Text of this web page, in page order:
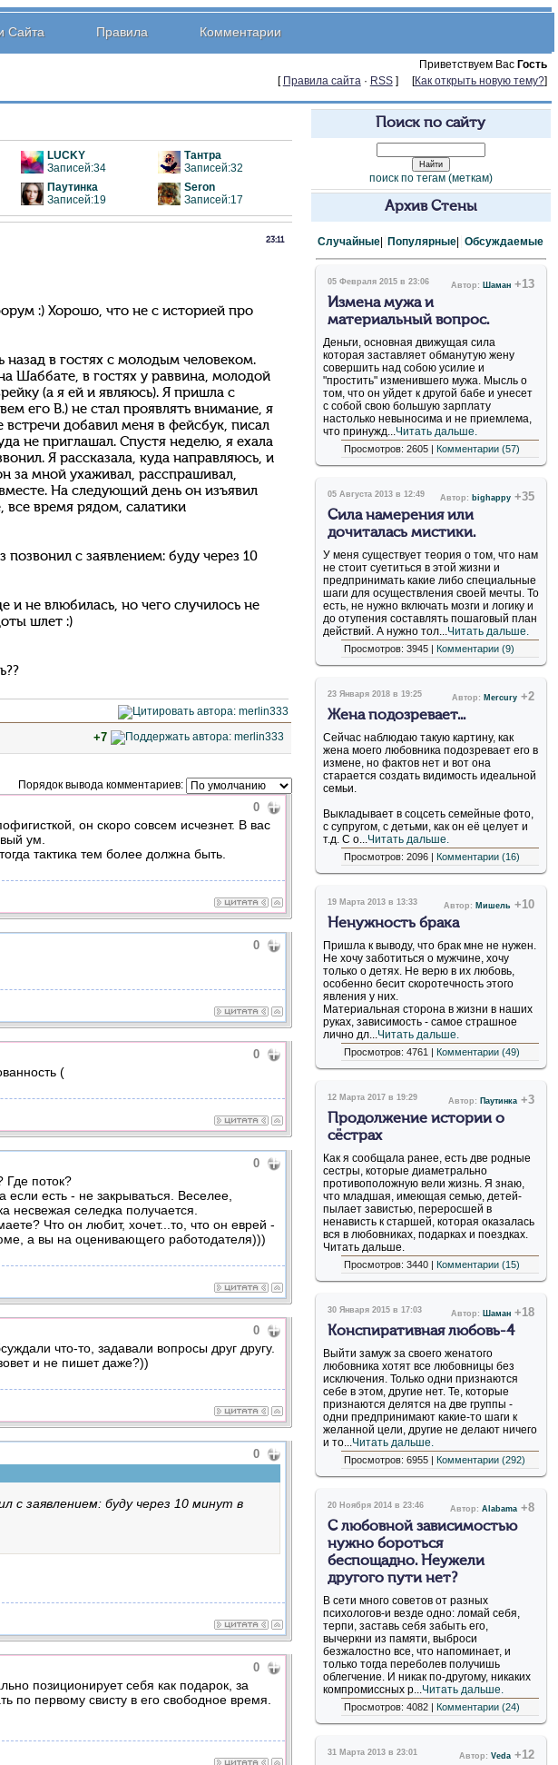
Сайта Правила Комментарии
Приветствуем Вас Гость
[ Правила сайта· RSS] [Как открыть новую тему?]
LUCKY
Записей:34
Тантра
Записей:32
Паутинка
Записей:19
Seron
Записей:17
23:11
:) Хорошо, что не с историей про
назад в гостях с молодым человеком.
Шаббате, в гостях у раввина, молодой
(а я ей и являюсь). Я пришла с
его В.) не стал проявлять внимание, я
добавил меня в фейсбук, писал
не приглашал. Спустя неделю, я ехала
Я рассказала, куда направляюсь, и
за мной ухаживал, расспрашивал,
На следующий день он изъявил
все время рядом, салатики
с заявлением: буду через 10
и не влюбилась, но чего случилось не
шлет :)
+7
Порядок вывода комментариев:
0
он скоро совсем исчезнет. В вас
ум.
тактика тем более должна быть.
0
0
(
0
Где поток?
если есть - не закрываться. Веселее,
селедка получается.
Что он любит, хочет...то, что он еврей -
а вы на оценивающего работодателя)))
0
что-то, задавали вопросы друг другу.
и не пишет даже?))
0
с заявлением: буду через 10 минут в
0
позиционирует себя как подарок, за
по первому свисту в его свободное время.
Поиск по сайту
поиск по тегам (меткам)
Архив Стены
Случайные| Популярные| Обсуждаемые
05 Февраля 2015 в 23:06 Автор: Шаман+13
Измена мужа и
материальный вопрос.
Деньги, основная движущая сила
которая заставляет обманутую жену
совершить над собою усилие и
"простить" изменившего мужа. Мысль о
том, что он уйдет к другой бабе и унесет
с собой свою большую зарплату
настолько невыносима и не приемлема,
что принужд...Читать дальше.
Просмотров: 2605 | Комментарии (57)
05 Августа 2013 в 12:49 Автор: bighappy+35
Сила намерения или
дочиталась мистики.
У меня существует теория о том, что нам
не стоит суетиться в этой жизни и
предпринимать какие либо специальные
шаги для осуществления своей мечты. То
есть, не нужно включать мозги и логику и
до отупения составлять пошаговый план
действий. А нужно тол...Читать дальше.
Просмотров: 3945 | Комментарии (9)
23 Января 2018 в 19:25 Автор: Mercury+2
Жена подозревает...
Сейчас наблюдаю такую картину, как
жена моего любовника подозревает его в
измене, но фактов нет и вот она
старается создать видимость идеальной
семьи.
Выкладывает в соцсеть семейные фото,
с супругом, с детьми, как он её целует и
т.д. С о...Читать дальше.
Просмотров: 2096 | Комментарии (16)
19 Марта 2013 в 13:33 Автор: Мишель+10
Ненужность брака
Пришла к выводу, что брак мне не нужен.
Не хочу заботиться о мужчине, хочу
только о детях. Не верю в их любовь,
особенно бесит скоротечность этого
явления у них.
Материальная сторона в жизни в наших
руках, зависимость - самое страшное
лично дл...Читать дальше.
Просмотров: 4761 | Комментарии (49)
12 Марта 2017 в 19:29 Автор: Паутинка+3
Продолжение истории о
сёстрах
Как я сообщала ранее, есть две родные
сестры, которые диаметрально
противоположную вели жизнь. Я знаю,
что младшая, имеющая семью, детей-
пылает завистью, переросшей в
ненависть к старшей, которая оказалась
вся в любовниках, подарках и поездках.
Читать дальше.
Просмотров: 3440 | Комментарии (15)
30 Января 2015 в 17:03 Автор: Шаман+18
Конспиративная любовь-4
Выйти замуж за своего женатого
любовника хотят все любовницы без
исключения. Только одни признаются
себе в этом, другие нет. Те, которые
признаются делятся на две группы -
одни предпринимают какие-то шаги к
желанной цели, другие не делают ничего
и то...Читать дальше.
Просмотров: 6955 | Комментарии (292)
20 Ноября 2014 в 23:46 Автор: Alabama+8
С любовной зависимостью
нужно бороться
беспощадно. Неужели
другого пути нет?
В сети много советов от разных
психологов-и везде одно: ломай себя,
терпи, заставь себя забыть его,
вычеркни из памяти, выброси
безжалостно все, что напоминает, и
только тогда переболев получишь
облегчение. И никак по-другому, никаких
компромиссных р...Читать дальше.
Просмотров: 4082 | Комментарии (24)
31 Марта 2013 в 23:01 Автор: Veda+12